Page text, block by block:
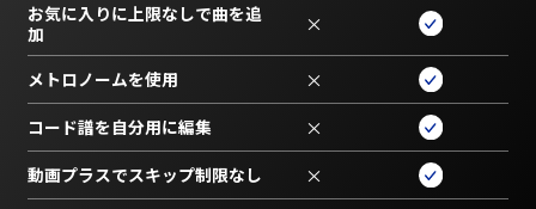
お気に入りに上限なしで曲を追
加
×
メトロノームを使用 ×
コード譜を自分用に編集 ×
動画プラスでスキップ制限なし ×